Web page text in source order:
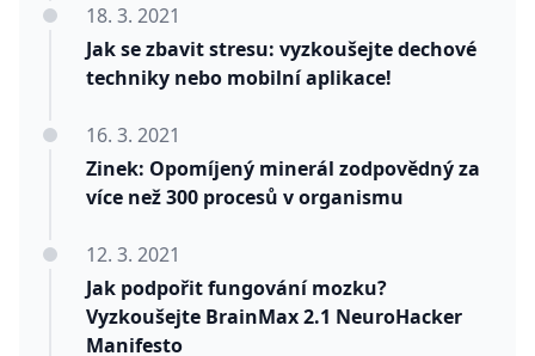
Jak se zbavit stresu: vyzkoušejte dechové
techniky nebo mobilní aplikace!
18. 3. 2021
Zinek: Opomíjený minerál zodpovědný za
více než 300 procesů v organismu
16. 3. 2021
Jak podpořit fungování mozku?
Vyzkoušejte BrainMax 2.1 NeuroHacker
Manifesto
12. 3. 2021